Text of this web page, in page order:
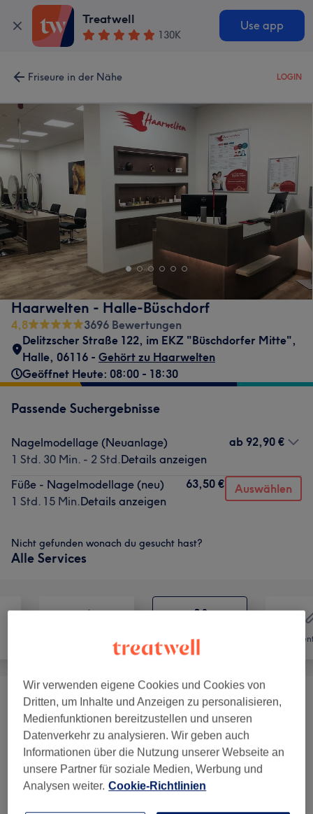
Treatwell
130K
Use app
Friseure in der Nähe LOGIN
Haarwelten - Halle-Büschdorf
4,8
3696 Bewertungen
Delitzscher Straße 122, im EKZ "Büschdorfer Mitte",
Halle, 06116 - Gehört zu Haarwelten
Geöffnet Heute: 08:00 - 18:30
Passende Suchergebnisse
Nagelmodellage (Neuanlage)
1 Std. 30 Min. - 2 Std.Details anzeigen
ab 92,90 €
Füße - Nagelmodellage (neu)
1 Std. 15 Min.Details anzeigen
63,50 € Auswählen
Nicht gefunden wonach du gesucht hast?
Alle Services
Nägel
Pediküre (10 ) ab 5,50 €
Maniküre (6) ab 5,50 €
Nageldesign (11 ) ab 8 €
Wir verwenden eigene Cookies und Cookies von
Dritten, um Inhalte und Anzeigen zu personalisieren,
Medienfunktionen bereitzustellen und unseren
Datenverkehr zu analysieren. Wir geben auch
Informationen über die Nutzung unserer Webseite an
unsere Partner für soziale Medien, Werbung und
Analysen weiter. Cookie-Richtlinien